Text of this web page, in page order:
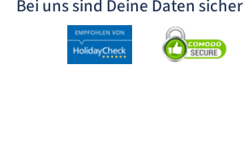
Bei uns sind Deine Daten sicher